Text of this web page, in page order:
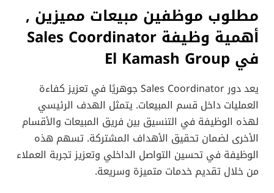
مطلوب موظفين مبيعات مميزين ,
أهمية وظيفة Sales Coordinator
في El Kamash Group
يعد دور Sales Coordinator جوهريًا في تعزيز كفاءة
العمليات داخل قسم المبيعات. يتمثل الهدف الرئيسي
لهذه الوظيفة في التنسيق بين فريق المبيعات والأقسام
الأخرى لضمان تحقيق الأهداف المشتركة. تسهم هذه
الوظيفة في تحسين التواصل الداخلي وتعزيز تجربة العملاء
من خلال تقديم خدمات متميزة وسريعة.